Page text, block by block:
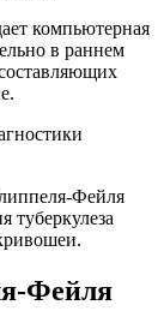
компьютерная
в раннем
Фейля
туберкулеза
Фейля